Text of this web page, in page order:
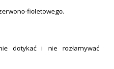
fioletowego.
dotykać i nie rozłamywać